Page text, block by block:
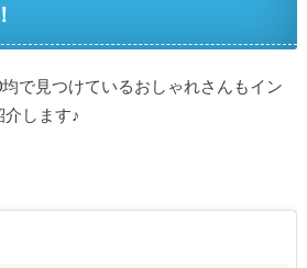
で見つけているおしゃれさんもイン
します♪